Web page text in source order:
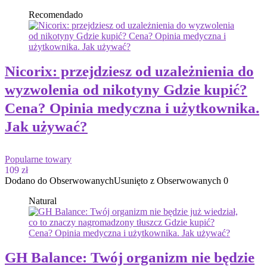
Recomendado
Nicorix: przejdziesz od uzależnienia do
wyzwolenia od nikotyny Gdzie kupić?
Cena? Opinia medyczna i użytkownika.
Jak używać?
Popularne towary
109 zł
Dodano do ObserwowanychUsunięto z Obserwowanych 0
Natural
GH Balance: Twój organizm nie będzie